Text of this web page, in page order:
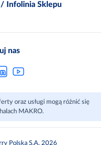
Online
/ Infolinia Sklepu
nas
oraz usługi mogą różnić się
MAKRO.
Polska S.A. 2026